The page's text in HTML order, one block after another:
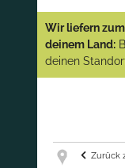
Artikeln
Wir liefern
deinem Land:
deinen
Zurück